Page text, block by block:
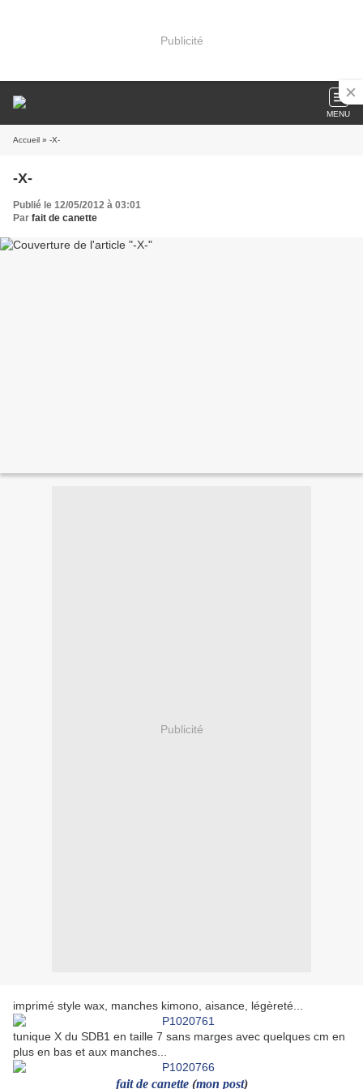
Publicité
MENU
Accueil » -X-
-X-
Publié le 12/05/2012 à 03:01
Par fait de canette
Publicité
imprimé style wax, manches kimono, aisance, légèreté...
tunique X du SDB1 en taille 7 sans marges avec quelques cm en
plus en bas et aux manches...
fait de canette(mon post)